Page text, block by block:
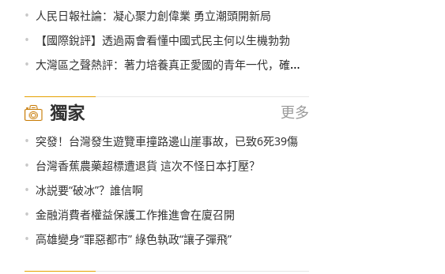
• 人民日報社論：凝心聚力創偉業 勇立潮頭開新局
• 【國際銳評】透過兩會看懂中國式民主何以生機勃勃
• 大灣區之聲熱評：著力培養真正愛國的青年一代，確保“一國兩制”行穩致遠
獨家 更多
• 突發！台灣發生遊覽車撞路邊山崖事故，已致6死39傷
• 台灣香蕉農藥超標遭退貨 這次不怪日本打壓？
• 冰説要“破冰”？誰信啊
• 金融消費者權益保護工作推進會在廈召開
• 高雄變身“罪惡都市” 綠色執政“讓子彈飛”